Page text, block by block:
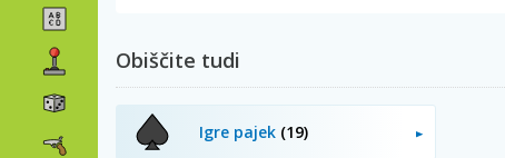
Obiščite tudi
Igre pajek (19)